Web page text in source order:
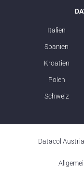
Italien
Spanien
Kroatien
Polen
Schweiz
Datacol